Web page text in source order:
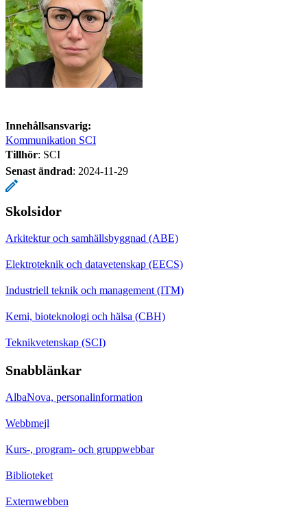
Innehållsansvarig:
Kommunikation SCI
Tillhör: SCI
Senast ändrad: 2024-11-29
Skolsidor
Arkitektur och samhällsbyggnad (ABE)
Elektroteknik och datavetenskap (EECS)
Industriell teknik och management (ITM)
Kemi, bioteknologi och hälsa (CBH)
Teknikvetenskap (SCI)
Snabblänkar
AlbaNova, personalinformation
Webbmejl
Kurs-, program- och gruppwebbar
Biblioteket
Externwebben